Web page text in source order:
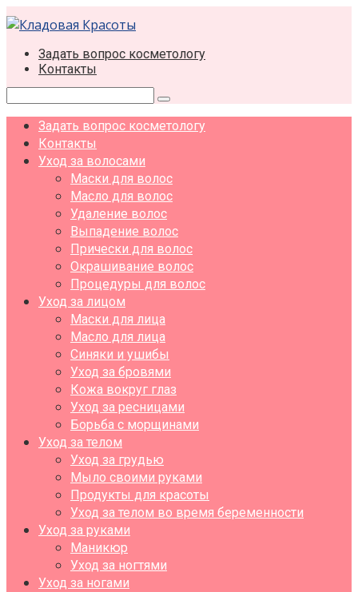
Перейти
к
контентуЗадать вопрос косметологу
Контакты
Поиск:
Задать вопрос косметологу
Контакты
Уход за волосами
Маски для волос
Масло для волос
Удаление волос
Выпадение волос
Прически для волос
Окрашивание волос
Процедуры для волос
Уход за лицом
Маски для лица
Масло для лица
Синяки и ушибы
Уход за бровями
Кожа вокруг глаз
Уход за ресницами
Борьба с морщинами
Уход за телом
Уход за грудью
Мыло своими руками
Продукты для красоты
Уход за телом во время беременности
Уход за руками
Маникюр
Уход за ногтями
Уход за ногами